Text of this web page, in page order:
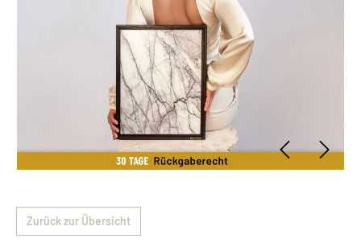
Zurück zur Übersicht